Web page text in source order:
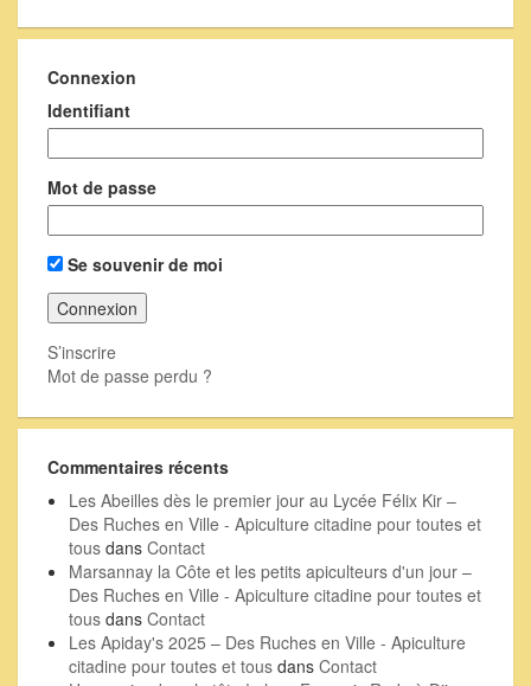
Connexion
Identifiant
Mot de passe
Se souvenir de moi
S’inscrire
Mot de passe perdu ?
Commentaires récents
Les Abeilles dès le premier jour au Lycée Félix Kir –
Des Ruches en Ville - Apiculture citadine pour toutes et
tous dans Contact
Marsannay la Côte et les petits apiculteurs d'un jour –
Des Ruches en Ville - Apiculture citadine pour toutes et
tous dans Contact
Les Apiday's 2025 – Des Ruches en Ville - Apiculture
citadine pour toutes et tous dans Contact